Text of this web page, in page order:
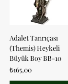
Adalet Tanrıçası
(Themis) Heykeli
Büyük Boy BB-10
Fiyat
₺165,00